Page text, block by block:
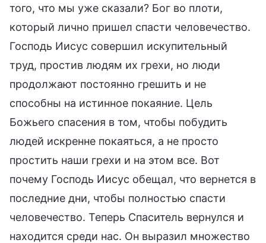
того, что мы уже сказали? Бог во плоти,
который лично пришел спасти человечество.
Господь Иисус совершил искупительный
труд, простив людям их грехи, но люди
продолжают постоянно грешить и не
способны на истинное покаяние. Цель
Божьего спасения в том, чтобы побудить
людей искренне покаяться, а не просто
простить наши грехи и на этом все. Вот
почему Господь Иисус обещал, что вернется в
последние дни, чтобы полностью спасти
человечество. Теперь Спаситель вернулся и
находится среди нас. Он выразил множество